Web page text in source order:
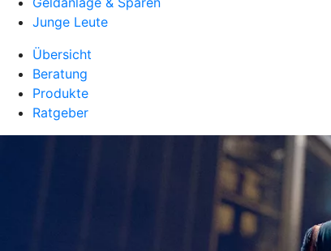
Junge Leute
Übersicht
Beratung
Produkte
Ratgeber